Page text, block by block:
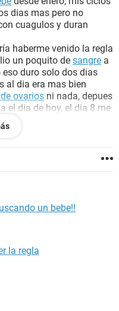
dias mas pero no
cuagulos y duran
haberme venido la regla
un poquito de sangre a
eso duro solo dos dias
al dia era mas bien
ovarios ni nada, depues
el dia de hoy, el dia 8 me
saber si podrian
nunca me paso, mi
un bebe!!
la regla